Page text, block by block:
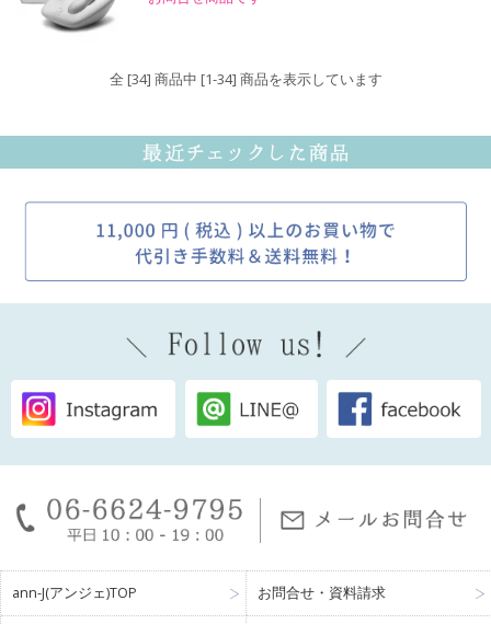
全 [34] 商品中 [1-34] 商品を表示しています
ann-J(アンジェ)TOP お問合せ・資料請求